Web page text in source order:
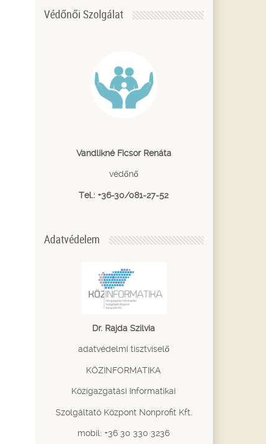
Védőnői Szolgálat
Vandlikné Ficsor Renáta
védőnő
Tel.: +36-30/081-27-52
Adatvédelem
Dr. Rajda Szilvia
adatvédelmi tisztviselő
KÖZINFORMATIKA
Közigazgatási Informatikai
Szolgáltató Központ Nonprofit Kft.
mobil: +36 30 330 3236